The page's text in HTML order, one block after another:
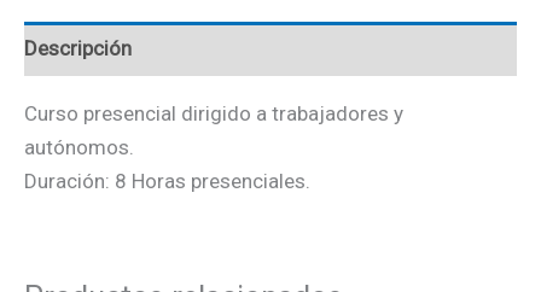
Descripción
Curso presencial dirigido a trabajadores y
autónomos.
Duración: 8 Horas presenciales.